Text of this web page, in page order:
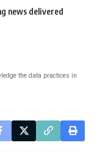
news delivered
the data practices in